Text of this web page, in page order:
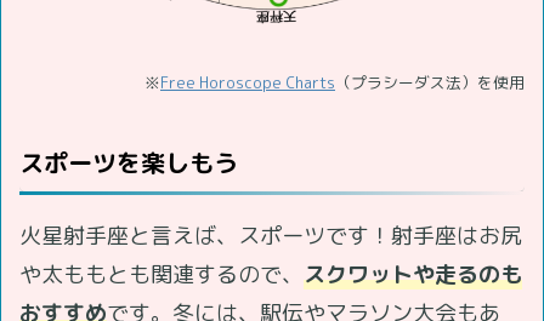
※Free Horoscope Charts （プラシーダス法）を使用
スポーツを楽しもう
火星射手座と言えば、スポーツです！射手座はお尻
や太ももとも関連するので、 スクワットや走るのも
おすすめです。冬には、駅伝やマラソン大会もあ